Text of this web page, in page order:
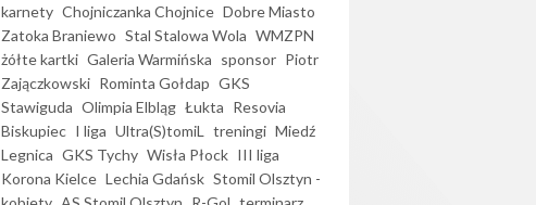
karnety Chojniczanka Chojnice Dobre Miasto
Zatoka Braniewo Stal Stalowa Wola WMZPN
żółte kartki Galeria Warmińska sponsor Piotr
Zajączkowski Rominta Gołdap GKS
Stawiguda Olimpia Elbląg Łukta Resovia
Biskupiec I liga Ultra(S)tomiL treningi Miedź
Legnica GKS Tychy Wisła Płock III liga
Korona Kielce Lechia Gdańsk Stomil Olsztyn -